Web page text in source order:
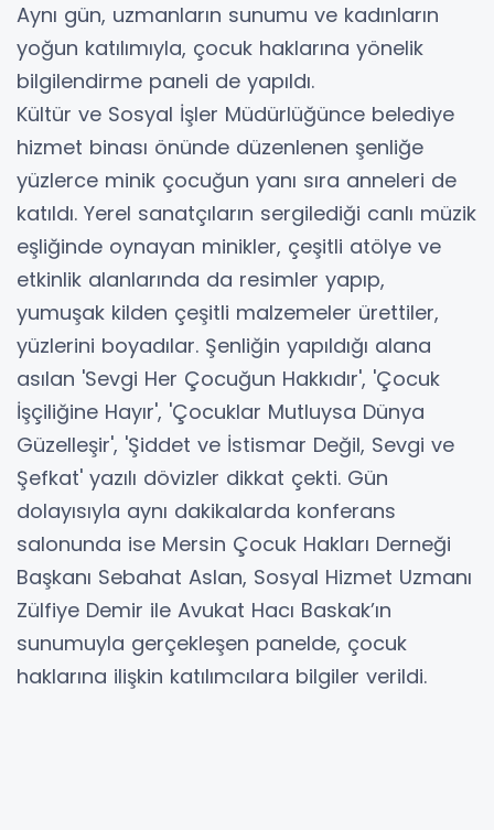
Aynı gün, uzmanların sunumu ve kadınların
yoğun katılımıyla, çocuk haklarına yönelik
bilgilendirme paneli de yapıldı.
Kültür ve Sosyal İşler Müdürlüğünce belediye
hizmet binası önünde düzenlenen şenliğe
yüzlerce minik çocuğun yanı sıra anneleri de
katıldı. Yerel sanatçıların sergilediği canlı müzik
eşliğinde oynayan minikler, çeşitli atölye ve
etkinlik alanlarında da resimler yapıp,
yumuşak kilden çeşitli malzemeler ürettiler,
yüzlerini boyadılar. Şenliğin yapıldığı alana
asılan 'Sevgi Her Çocuğun Hakkıdır', 'Çocuk
İşçiliğine Hayır', 'Çocuklar Mutluysa Dünya
Güzelleşir', 'Şiddet ve İstismar Değil, Sevgi ve
Şefkat' yazılı dövizler dikkat çekti. Gün
dolayısıyla aynı dakikalarda konferans
salonunda ise Mersin Çocuk Hakları Derneği
Başkanı Sebahat Aslan, Sosyal Hizmet Uzmanı
Zülfiye Demir ile Avukat Hacı Baskak’ın
sunumuyla gerçekleşen panelde, çocuk
haklarına ilişkin katılımcılara bilgiler verildi.